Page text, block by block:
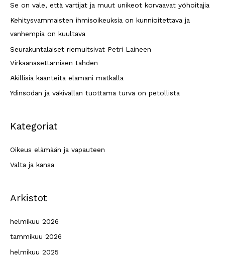
r
Se on vale, että vartijat ja muut unikeot korvaavat yöhoitajia
Kehitysvammaisten ihmisoikeuksia on kunnioitettava ja
vanhempia on kuultava
Seurakuntalaiset riemuitsivat Petri Laineen
Virkaanasettamisen tähden
Äkillisiä käänteitä elämäni matkalla
Ydinsodan ja väkivallan tuottama turva on petollista
Kategoriat
Oikeus elämään ja vapauteen
Valta ja kansa
Arkistot
helmikuu 2026
tammikuu 2026
helmikuu 2025